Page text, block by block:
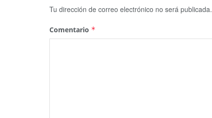
Tu dirección de correo electrónico no será publicada.
Comentario *